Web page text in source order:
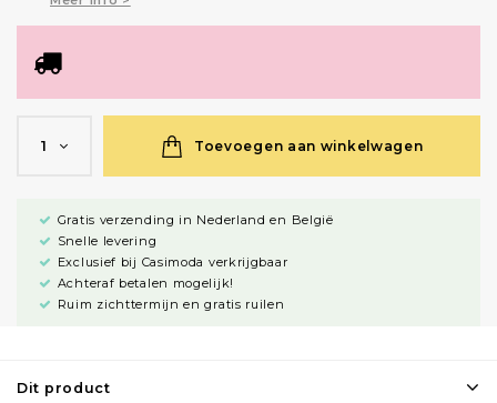
1 Toevoegen aan winkelwagen
Gratis verzending in Nederland en België
Snelle levering
Exclusief bij Casimoda verkrijgbaar
Achteraf betalen mogelijk!
Ruim zichttermijn en gratis ruilen
Dit product